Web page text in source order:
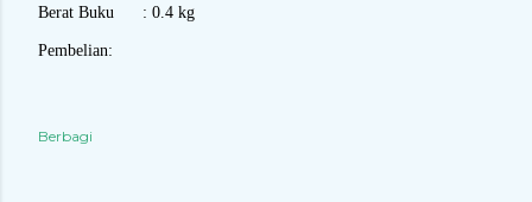
Berat Buku : 0.4 kg
Pembelian:
Berbagi